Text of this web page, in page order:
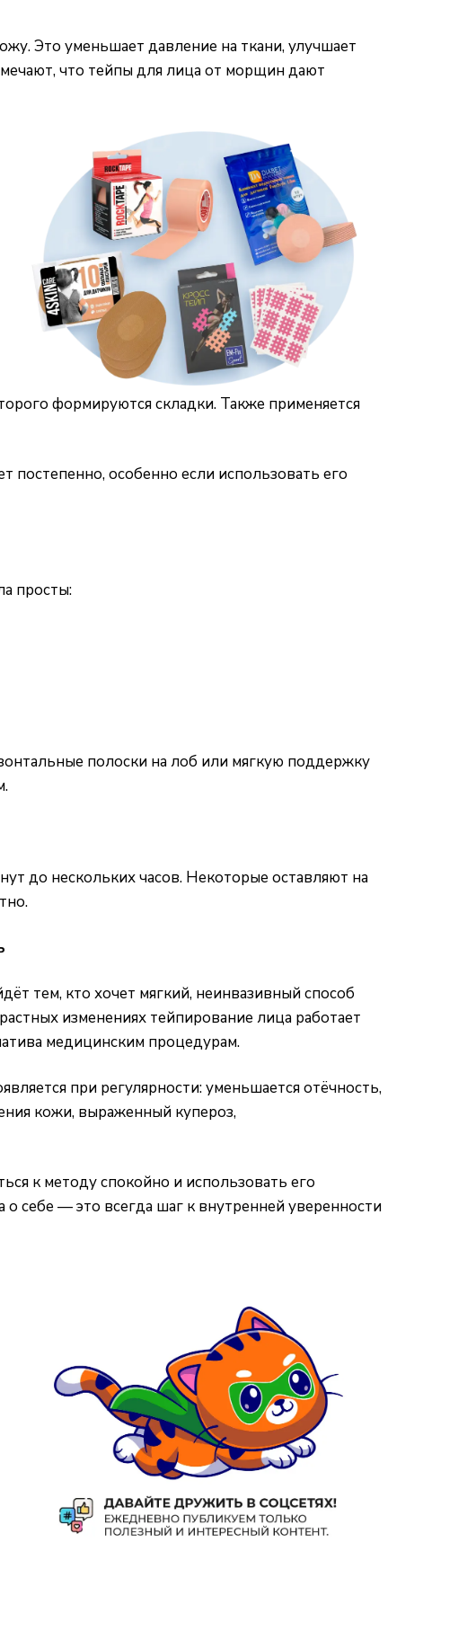
Это уменьшает давление на ткани, улучшает
что тейпы для лица от морщин дают
формируются складки. Также применяется
особенно если использовать его
просты:
полоски на лоб или мягкую поддержку
до нескольких часов. Некоторые оставляют на
тем, кто хочет мягкий, неинвазивный способ
изменениях тейпирование лица работает
медицинским процедурам.
при регулярности: уменьшается отёчность,
кожи, выраженный купероз,
к методу спокойно и использовать его
себе — это всегда шаг к внутренней уверенности